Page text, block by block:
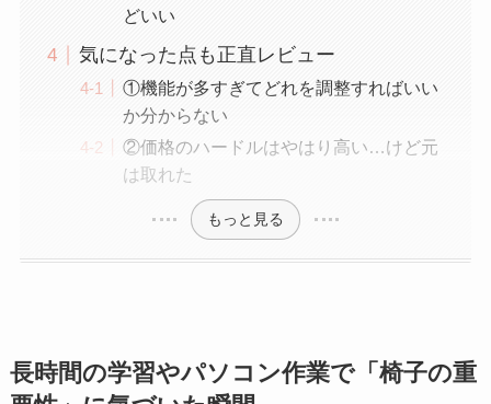
どいい
気になった点も正直レビュー
①機能が多すぎてどれを調整すればいい
か分からない
②価格のハードルはやはり高い…けど元
は取れた
もっと見る
長時間の学習やパソコン作業で「椅子の重